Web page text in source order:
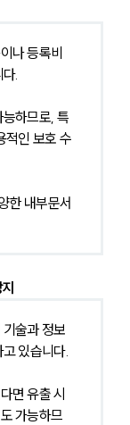
나 등록비
.
하므로, 특
적인 보호 수
한 내부문서
술과 정보
있습니다.
면 유출 시
가능하므